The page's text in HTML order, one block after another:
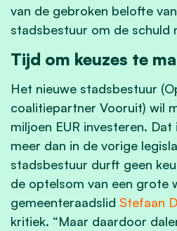
van de gebroken belofte
stadsbestuur om de schuld
Tijd om keuzes te
Het nieuwe stadsbestuur
coalitiepartner Vooruit) wil
miljoen EUR investeren. Dat
meer dan in de vorige
stadsbestuur durft geen
de optelsom van een grote
gemeenteraadslid Stefaan
kritiek. “Maar daardoor